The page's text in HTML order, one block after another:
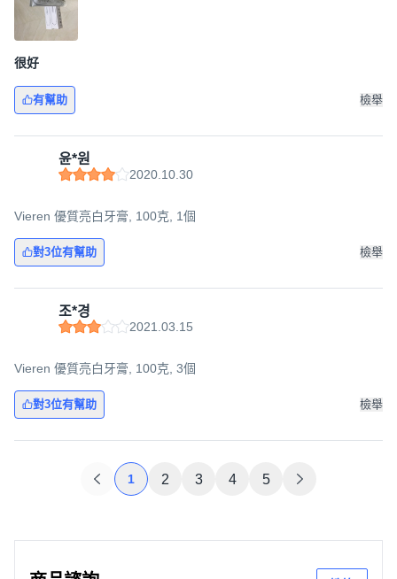
很好
有幫助 檢舉
윤*원
2020.10.30
Vieren 優質亮白牙膏, 100克, 1個
對3位有幫助 檢舉
조*경
2021.03.15
Vieren 優質亮白牙膏, 100克, 3個
對3位有幫助 檢舉
1 2 3 4 5